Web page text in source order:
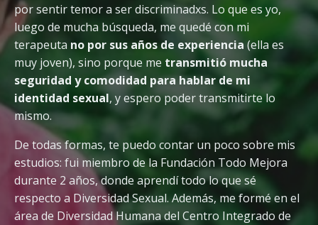
por sentir temor a ser discriminadxs. Lo que es yo,
luego de mucha búsqueda, me quedé con mi
terapeuta no por sus años de experiencia (ella es
muy joven), sino porque me transmitió mucha
seguridad y comodidad para hablar de mi
identidad sexual, y espero poder transmitirte lo
mismo.
De todas formas, te puedo contar un poco sobre mis
estudios: fui miembro de la Fundación Todo Mejora
durante 2 años, donde aprendí todo lo que sé
respecto a Diversidad Sexual. Además, me formé en el
área de Diversidad Humana del Centro Integrado de